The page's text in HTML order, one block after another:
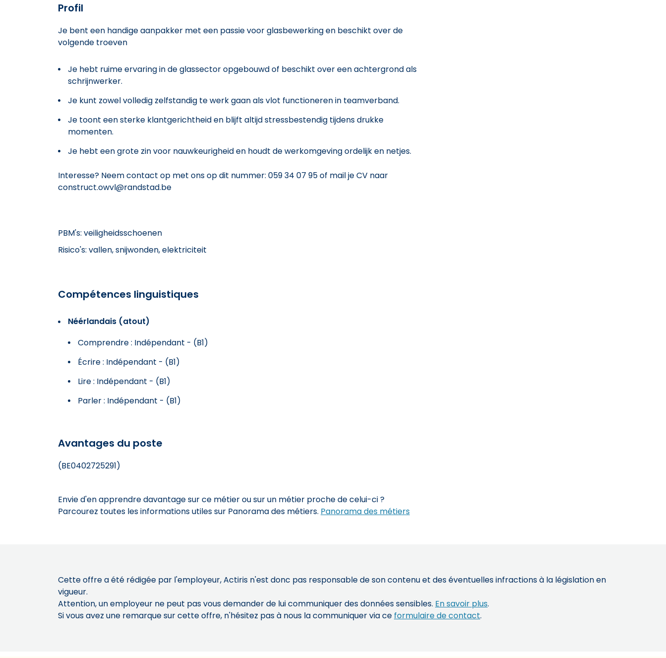
Profil
Je bent een handige aanpakker met een passie voor glasbewerking en beschikt over de
volgende troeven
Je hebt ruime ervaring in de glassector opgebouwd of beschikt over een achtergrond als
schrijnwerker.
Je kunt zowel volledig zelfstandig te werk gaan als vlot functioneren in teamverband.
Je toont een sterke klantgerichtheid en blijft altijd stressbestendig tijdens drukke
momenten.
Je hebt een grote zin voor nauwkeurigheid en houdt de werkomgeving ordelijk en netjes.
Interesse? Neem contact op met ons op dit nummer: 059 34 07 95 of mail je CV naar
construct.owvl@randstad.be
PBM's: veiligheidsschoenen
Risico's: vallen, snijwonden, elektriciteit
Compétences linguistiques
Néérlandais (atout)
Comprendre : Indépendant - (B1)
Écrire : Indépendant - (B1)
Lire : Indépendant - (B1)
Parler : Indépendant - (B1)
Avantages du poste
(BE0402725291)
Envie d'en apprendre davantage sur ce métier ou sur un métier proche de celui-ci ?
Parcourez toutes les informations utiles sur Panorama des métiers. Panorama des métiers
Cette offre a été rédigée par l'employeur, Actiris n'est donc pas responsable de son contenu et des éventuelles infractions à la législation en
vigueur.
Attention, un employeur ne peut pas vous demander de lui communiquer des données sensibles. En savoir plus.
Si vous avez une remarque sur cette offre, n'hésitez pas à nous la communiquer via ce formulaire de contact.